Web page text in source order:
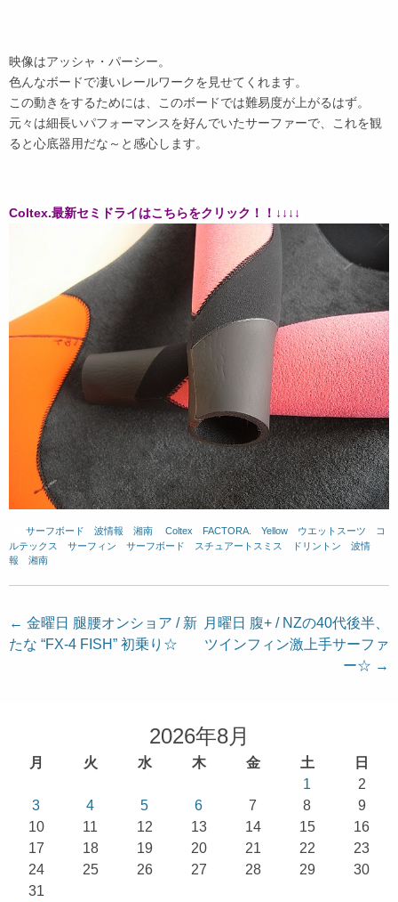
映像はアッシャ・パーシー。
色んなボードで凄いレールワークを見せてくれます。
この動きをするためには、このボードでは難易度が上がるはず。
元々は細長いパフォーマンスを好んでいたサーファーで、これを観
ると心底器用だな～と感心します。
Coltex.最新セミドライはこちらをクリック！！↓↓↓↓
サーフボード 波情報 湘南 Coltex FACTORA. Yellow ウエットスーツ
コ
ルテックス
サーフィン サーフボード スチュアートスミス ドリントン
波情
報 湘南
投
稿
← 金曜日 腿腰オンショア / 新
たな “FX-4 FISH” 初乗り☆
月曜日 腹+ / NZの40代後半、
ツインフィン激上手サーファ
ー☆ →
2026年8月
月 火 水 木 金 土
日
1
2
3
4 5 6 7 8
9
10
11 12 13 14 15
16
17
18 19 20 21 22
23
24
25 26 27 28 29
30
31